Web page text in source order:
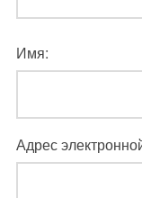
Имя:
Адрес